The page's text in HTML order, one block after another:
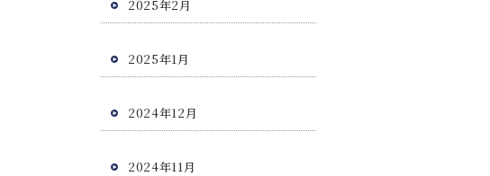
2025年2月
2025年1月
2024年12月
2024年11月